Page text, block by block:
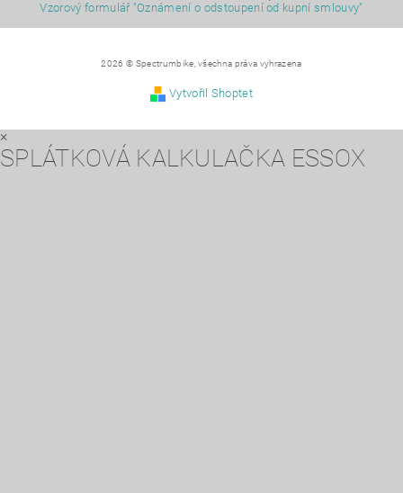
Vzorový formulář "Oznámení o odstoupení od kupní smlouvy"
2026 © Spectrumbike, všechna práva vyhrazena
Vytvořil Shoptet
×
SPLÁTKOVÁ KALKULAČKA ESSOX